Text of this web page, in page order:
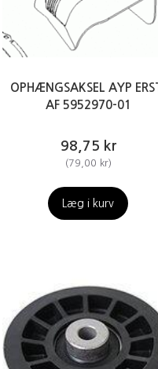
OPHÆNGSAKSEL AYP
AF 5952970-01
98,75 kr
(79,00 kr)
Læg i kurv